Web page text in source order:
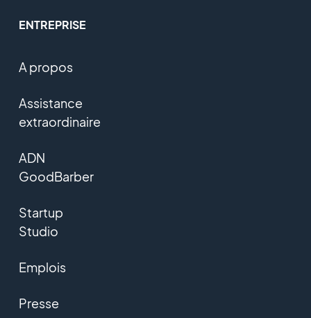
ENTREPRISE
A propos
Assistance
extraordinaire
ADN
GoodBarber
Startup
Studio
Emplois
Presse